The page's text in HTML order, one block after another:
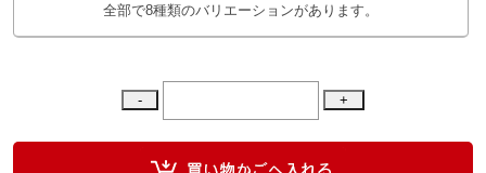
全部で8種類のバリエーションがあります。